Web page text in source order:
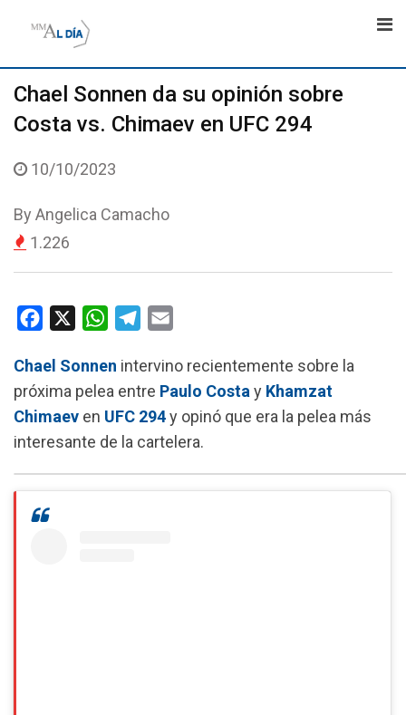
Chael Sonnen da su opinión sobre
Costa vs. Chimaev en UFC 294
10/10/2023
By Angelica Camacho
1.226
c
e
b
o
o
k
W
a
t
s
A
p
p
l
e
g
r
a
m
a
i
l
Chael Sonnen intervino recientemente sobre la
próxima pelea entre Paulo Costa y Khamzat
Chimaev en UFC 294y opinó que era la pelea más
interesante de la cartelera.